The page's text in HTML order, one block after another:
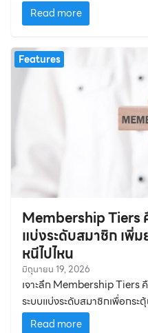
Read more
Features
Membership Tiers
แบ่งระดับสมาชิก เพิ่
หนีไปไหน
มิถุนายน 19, 2026
เจาะลึก Membership Tiers
ระบบแบ่งระดับสมาชิกเพื่อกร
ตามได้ทันที ดันยอดขายโตยั่งยืน
Read more